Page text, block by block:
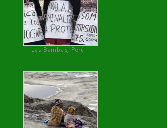
Las Bambas, Perú